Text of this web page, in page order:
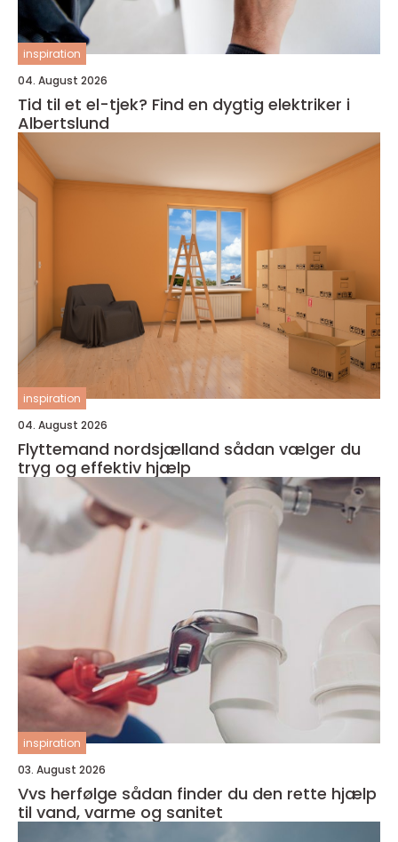
inspiration
04. August 2026
Tid til et el-tjek? Find en dygtig elektriker i
Albertslund
inspiration
04. August 2026
Flyttemand nordsjælland sådan vælger du
tryg og effektiv hjælp
inspiration
03. August 2026
Vvs herfølge sådan finder du den rette hjælp
til vand, varme og sanitet